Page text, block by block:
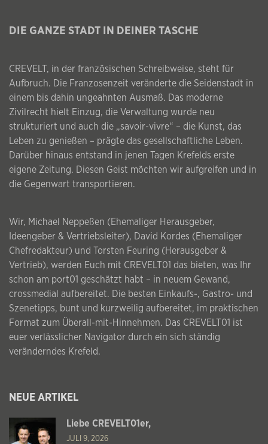
DIE GANZE STADT IN DEINER TASCHE
CREVELT, in der französischen Schreibweise, steht für
Aufbruch. Die Franzosenzeit veränderte die Seidenstadt in
einem bis dahin ungeahnten Ausmaß. Das moderne
Zivilrecht hielt Einzug, die Verwaltung wurde neu
strukturiert und auch die „savoir-vivre“ – die Kunst, das
Leben zu genießen – prägte das gesellschaftliche Leben.
Darüber hinaus entstand in jenen Tagen Krefelds erste
eigene Zeitung. Diesen Geist möchten wir aufgreifen und in
die Gegenwart transportieren.
Wir, Michael Neppeßen (Ehemaliger Herausgeber,
Ideengeber & Vertriebsleiter), David Kordes (Ehemaliger
Chefredakteur) und Torsten Feuring (Herausgeber &
Vertrieb), werden Euch mit CREVELT01 das bieten, was Ihr
schon am port01 geschätzt habt – in neuem Gewand,
crossmedial aufbereitet. Die besten Einkaufs-, Gastro- und
Szenetipps, bunt und kurzweilig aufbereitet, im praktischen
Format zum Überall-mit-Hinnehmen. Das CREVELT01 ist
euer verlässlicher Navigator durch ein sich ständig
veränderndes Krefeld.
NEUE ARTIKEL
Liebe CREVELT01er,
JULI 9, 2026